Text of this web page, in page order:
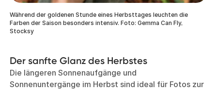
Während der goldenen Stunde eines Herbsttages leuchten die
Farben der Saison besonders intensiv. Foto: Gemma Can Fly,
Stocksy
Der sanfte Glanz des Herbstes
Die längeren Sonnenaufgänge und
Sonnenuntergänge im Herbst sind ideal für Fotos zur